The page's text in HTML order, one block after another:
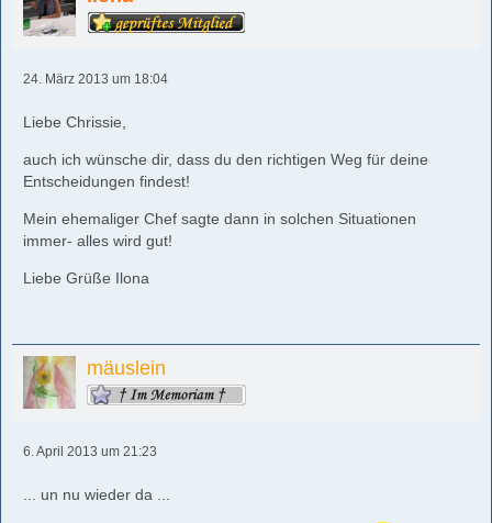
24. März 2013 um 18:04
Liebe Chrissie,
auch ich wünsche dir, dass du den richtigen Weg für deine
Entscheidungen findest!
Mein ehemaliger Chef sagte dann in solchen Situationen
immer- alles wird gut!
Liebe Grüße Ilona
mäuslein
6. April 2013 um 21:23
... un nu wieder da ...